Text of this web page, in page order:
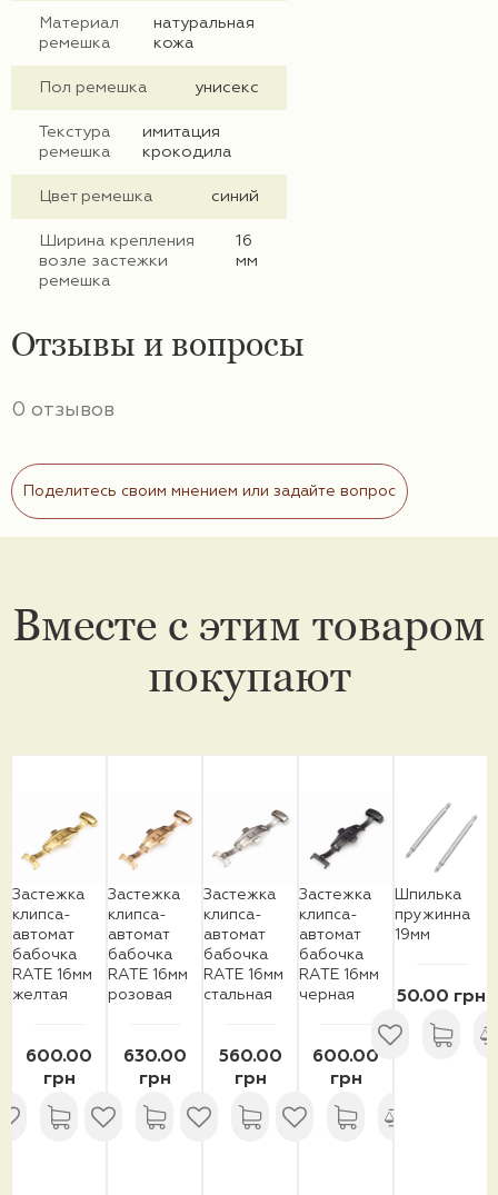
Материал
ремешка
натуральная
кожа
Пол ремешка унисекс
Текстура
ремешка
имитация
крокодила
Цвет ремешка синий
Ширина крепления
возле застежки
ремешка
16
мм
Отзывы и вопросы
0 отзывов
Поделитесь своим мнением или задайте вопрос
Вместе с этим товаром
покупают
Застежка
клипса-
автомат
бабочка
RATE 16мм
желтая
600.00
грн
Застежка
клипса-
автомат
бабочка
RATE 16мм
розовая
630.00
грн
Застежка
клипса-
автомат
бабочка
RATE 16мм
стальная
560.00
грн
Застежка
клипса-
автомат
бабочка
RATE 16мм
черная
600.00
грн
Шпилька
пружинна
19мм
50.00 грн